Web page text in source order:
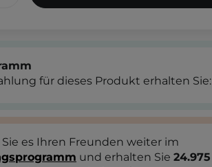
für dieses Produkt erhalten Sie:
es Ihren Freunden weiter im
und erhalten Sie 24.975